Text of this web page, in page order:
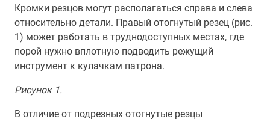
Кромки резцов могут располагаться справа и слева
относительно детали. Правый отогнутый резец (рис.
1) может работать в труднодоступных местах, где
порой нужно вплотную подводить режущий
инструмент к кулачкам патрона.
Рисунок 1.
В отличие от подрезных отогнутые резцы